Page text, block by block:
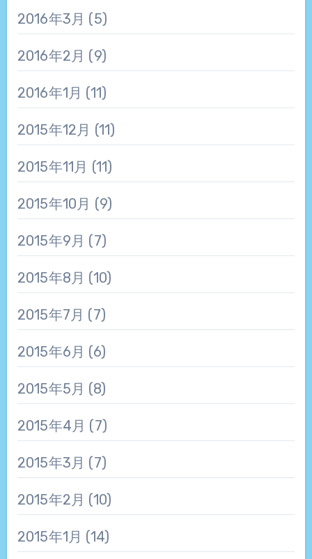
2016年3月 (5)
2016年2月 (9)
2016年1月 (11)
2015年12月 (11)
2015年11月 (11)
2015年10月 (9)
2015年9月 (7)
2015年8月 (10)
2015年7月 (7)
2015年6月 (6)
2015年5月 (8)
2015年4月 (7)
2015年3月 (7)
2015年2月 (10)
2015年1月 (14)